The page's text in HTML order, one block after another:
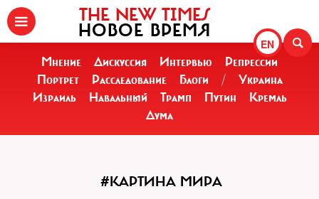
EN
THE NEW TIMES
НОВОЕ ВРЕМЯ
Мнение Дискуссия Интервью
Репрессии
Портрет
Расследование Блоги /
Украина
Израиль
Навальный Трамп Путин
Кремль
Дума
#КАРТИНА МИРА